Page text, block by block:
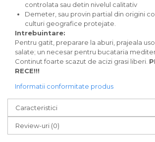
Sosuri bio din tomate
Sucuri si bauturi bio
Lapte bio si bauturi vegetale
Sirop bio
Sucuri din fructe si legume bio
Superalimente
Pudre proteice bio
Uleiuri, grasimi si otet
Grasimi bio
Otet bio
controlata sau detin nivelul calitativ
Demeter, sau provin partial din origini
culturi geografice protejate.
Intrebuintare:
Pentru gatit, preparare la aburi, prajeala
salate; un necesar pentru bucataria
Continut foarte scazut de acizi grasi liberi.
RECE!!!
Informatii conformitate produs
Caracteristici
Review-uri (0)